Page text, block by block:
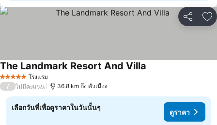
แชร์ เ
5 ดาว โรงแรม
The Landmark Resort And Villa
/ ไม่มีคะแนน 36.8 km ถึง ตัวเมือง
เลือกวันที่เพื่อดูราคาในวันนั้นๆ
ดูราคา